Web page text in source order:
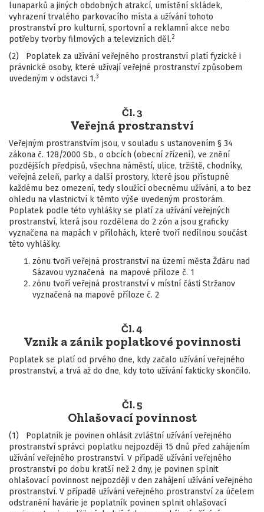
lunaparků a jiných obdobných atrakcí, umístění skládek,
vyhrazení trvalého parkovacího místa a užívání tohoto
prostranství pro kulturní, sportovní a reklamní akce nebo
potřeby tvorby filmových a televizních děl.2
(2) Poplatek za užívání veřejného prostranství platí fyzické i
právnické osoby, které užívají veřejné prostranství způsobem
uvedeným v odstavci 1.3
Čl. 3
Veřejná prostranství
Veřejným prostranstvím jsou, v souladu s ustanovením § 34
zákona č. 128/2000 Sb., o obcích (obecní zřízení), ve znění
pozdějších předpisů, všechna náměstí, ulice, tržiště, chodníky,
veřejná zeleň, parky a další prostory, které jsou přístupné
každému bez omezení, tedy sloužící obecnému užívání, a to bez
ohledu na vlastnictví k těmto výše uvedeným prostorám.
Poplatek podle této vyhlášky se platí za užívání veřejných
prostranství, která jsou rozdělena do 2 zón a jsou graficky
vyznačena na mapách v přílohách, které tvoří nedílnou součást
této vyhlášky.
zónu tvoří veřejná prostranství na území města Žďáru nad
Sázavou vyznačená na mapové příloze č. 1
zónu tvoří veřejná prostranství v místní části Stržanov
vyznačená na mapové příloze č. 2
Čl. 4
Vznik a zánik poplatkové povinnosti
Poplatek se platí od prvého dne, kdy začalo užívání veřejného
prostranství, a trvá až do dne, kdy toto užívání fakticky skončilo.
Čl. 5
Ohlašovací povinnost
(1) Poplatník je povinen ohlásit zvláštní užívání veřejného
prostranství správci poplatku nejpozději 15 dnů před zahájením
užívání veřejného prostranství. V případě užívání veřejného
prostranství po dobu kratší než 2 dny, je povinen splnit
ohlašovací povinnost nejpozději v den zahájení užívání veřejného
prostranství. V případě užívání veřejného prostranství za účelem
odstranění havárie je poplatník povinen splnit ohlašovací